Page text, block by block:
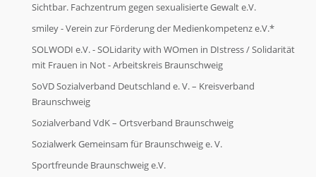
Sichtbar. Fachzentrum gegen sexualisierte Gewalt e.V.
smiley - Verein zur Förderung der Medienkompetenz e.V.*
SOLWODI e.V. - SOLidarity with WOmen in DIstress / Solidarität
mit Frauen in Not - Arbeitskreis Braunschweig
SoVD Sozialverband Deutschland e. V. – Kreisverband
Braunschweig
Sozialverband VdK – Ortsverband Braunschweig
Sozialwerk Gemeinsam für Braunschweig e. V.
Sportfreunde Braunschweig e.V.